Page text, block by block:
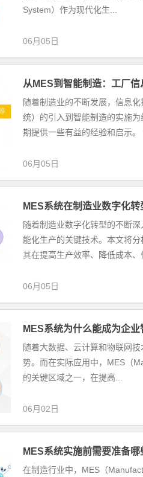
System）作为现代化生...
06月05日
从MES到智能制造：工厂
随着制造业的不断发展，信息
统）的引入到智能制造的实施
期提供一些有益的经验和启示。
06月05日
MES系统在制造业数字化转
随着制造业数字化转型的不断
能化生产的关键技术。本文将
其在提高生产效率、降低成本、
06月05日
MES系统为什么能成为企
随着大数据、云计算和物联网
势。而在实际应用中，MES（
的关键区域之一，在提高...
06月02日
MES系统实施前需要准备哪
在制造行业中，MES（